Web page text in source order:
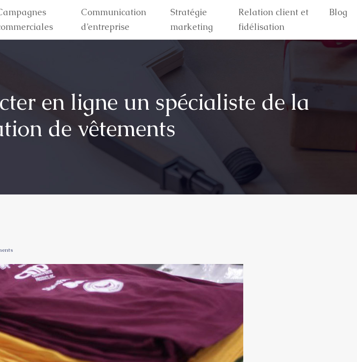
Communication
d’entreprise
Stratégie
marketing
Relation client et
fidélisation
Blog
en ligne un spécialiste de la
de vêtements